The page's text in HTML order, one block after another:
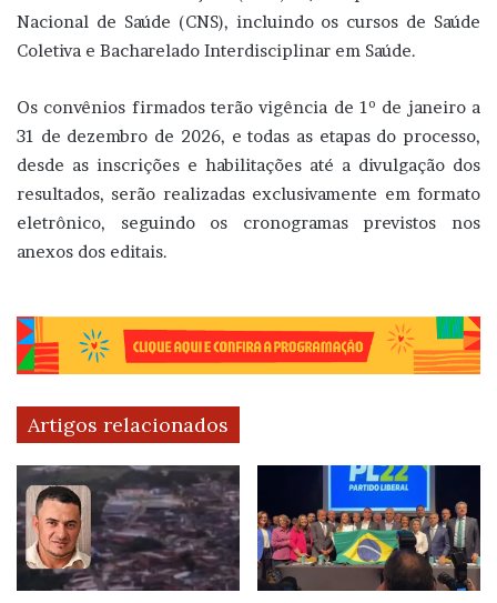
Nacional de Saúde (CNS), incluindo os cursos de Saúde
Coletiva e Bacharelado Interdisciplinar em Saúde.
Os convênios firmados terão vigência de 1º de janeiro a
31 de dezembro de 2026, e todas as etapas do processo,
desde as inscrições e habilitações até a divulgação dos
resultados, serão realizadas exclusivamente em formato
eletrônico, seguindo os cronogramas previstos nos
anexos dos editais.
Artigos relacionados